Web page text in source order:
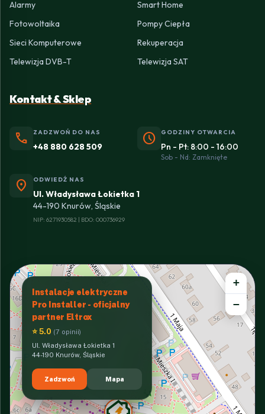
Alarmy
Smart Home
Fotowoltaika
Pompy Ciepła
Sieci Komputerowe
Rekuperacja
Telewizja DVB-T
Telewizja SAT
Kontakt & Sklep
phone ZADZWOŃ DO NAS
+48 880 628 509 schedule GODZINY OTWARCIA
Pn - Pt: 8:00 - 16:00
Sob - Nd: Zamknięte
location_on ODWIEDŹ NAS
Ul. Władysława Łokietka 1
44-190 Knurów, Śląskie
NIP: 6271930582 | BDO: 000736929
Instalacje elektryczne
Pro Installer - oficjalny
partner Eltrox
⭐ 5.0 (7 opinii)
Ul. Władysława Łokietka 1
44-190 Knurów, Śląskie
Zadzwoń Mapa
+
−